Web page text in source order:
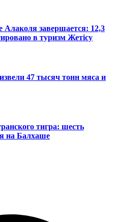
Алаколя завершается: 12,3
в туризм Жетісу
47 тысяч тонн мяса и
тигра: шесть
на Балхаше